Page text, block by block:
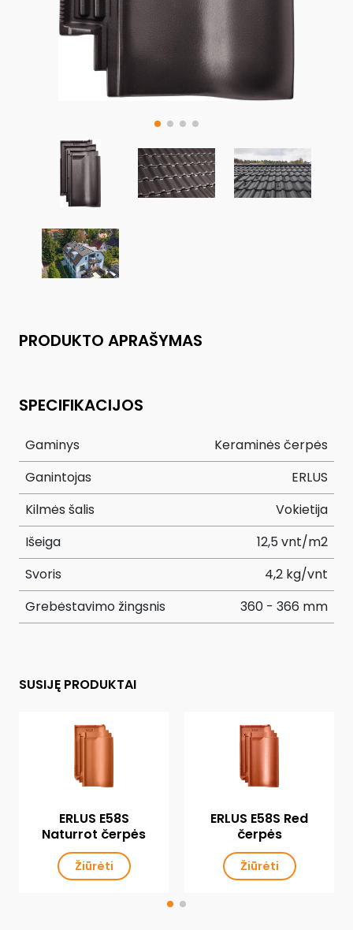
PRODUKTO APRAŠYMAS
SPECIFIKACIJOS
Gaminys
Keraminės čerpės
Ganintojas
ERLUS
Kilmės šalis
Vokietija
Išeiga
12,5 vnt/m2
Svoris
4,2 kg/vnt
Grebėstavimo žingsnis
360 - 366 mm
SUSIJĘ PRODUKTAI
ERLUS E58S
Naturrot čerpės
Žiūrėti
ERLUS E58S Red
čerpės
Žiūrėti